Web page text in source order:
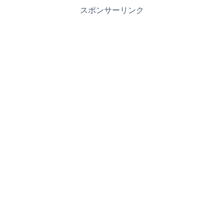
スポンサーリンク